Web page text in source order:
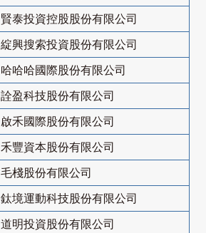
賢泰投資控股股份有限公司
綻興搜索投資股份有限公司
哈哈哈國際股份有限公司
詮盈科技股份有限公司
啟禾國際股份有限公司
禾豐資本股份有限公司
毛棧股份有限公司
鈦境運動科技股份有限公司
道明投資股份有限公司